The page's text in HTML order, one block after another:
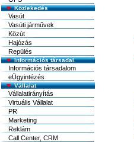
Közlekedés
Vasút
Vasúti járművek
Közút
Hajózás
Repülés
Információs társadal.
Információs társadalom
eÜgyintézés
Vállalat
Vállalatirányítás
Virtuális Vállalat
PR
Marketing
Reklám
Call Center, CRM